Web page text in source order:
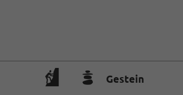
🞾 Gestein